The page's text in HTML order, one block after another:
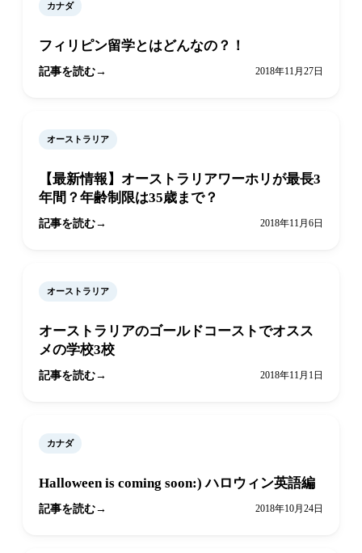
カナダ
フィリピン留学とはどんなの？！
記事を読む 2018年11月27日
オーストラリア
【最新情報】オーストラリアワーホリが最長3
年間？年齢制限は35歳まで？
記事を読む 2018年11月6日
オーストラリア
オーストラリアのゴールドコーストでオスス
メの学校3校
記事を読む 2018年11月1日
カナダ
Halloween is coming soon:) ハロウィン英語編
記事を読む 2018年10月24日